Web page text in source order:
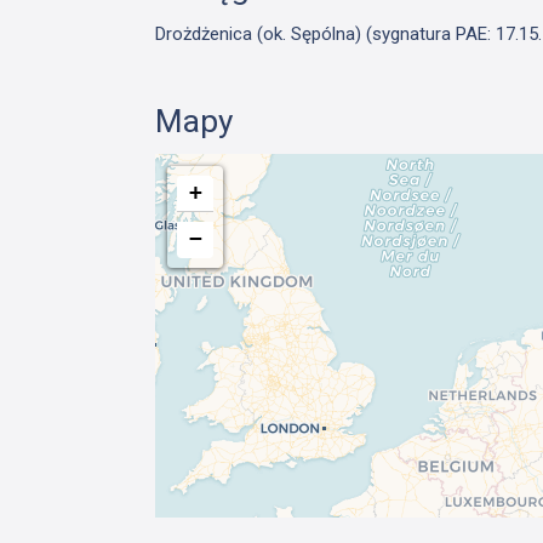
Drożdżenica (ok. Sępólna) (sygnatura PAE:
Mapy
+
−